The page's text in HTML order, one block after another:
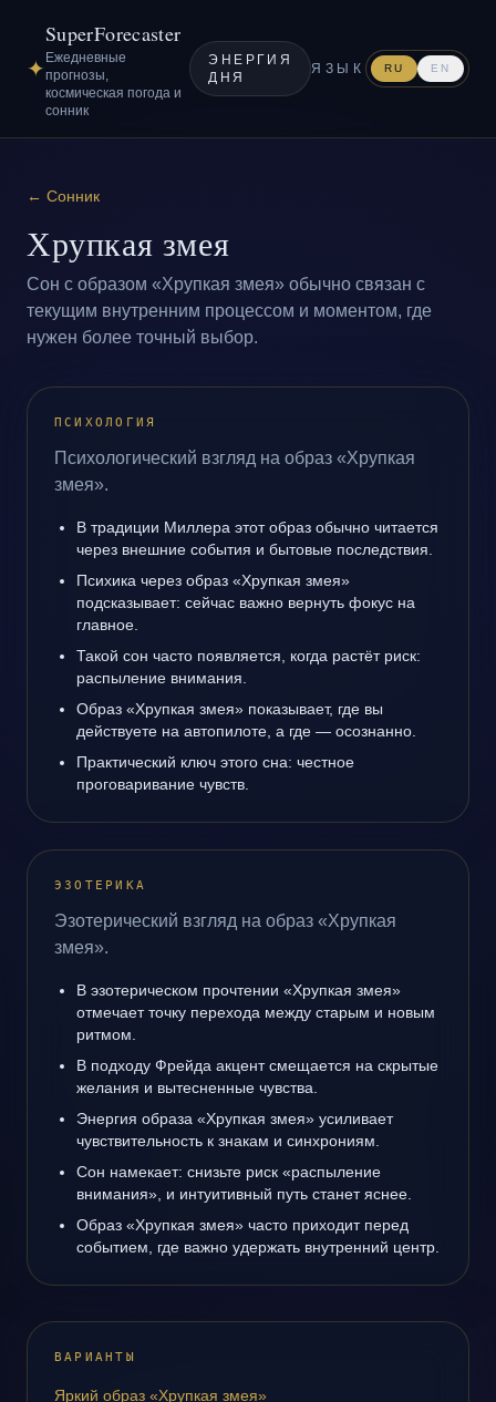
✦
SuperForecaster
Ежедневные
прогнозы,
космическая погода и
сонник
ЭНЕРГИЯ
ДНЯ
ЯЗЫК RU EN
← Сонник
Хрупкая змея
Сон с образом «Хрупкая змея» обычно связан с
текущим внутренним процессом и моментом, где
нужен более точный выбор.
ПСИХОЛОГИЯ
Психологический взгляд на образ «Хрупкая
змея».
В традиции Миллера этот образ обычно читается
через внешние события и бытовые последствия.
Психика через образ «Хрупкая змея»
подсказывает: сейчас важно вернуть фокус на
главное.
Такой сон часто появляется, когда растёт риск:
распыление внимания.
Образ «Хрупкая змея» показывает, где вы
действуете на автопилоте, а где — осознанно.
Практический ключ этого сна: честное
проговаривание чувств.
ЭЗОТЕРИКА
Эзотерический взгляд на образ «Хрупкая
змея».
В эзотерическом прочтении «Хрупкая змея»
отмечает точку перехода между старым и новым
ритмом.
В подходу Фрейда акцент смещается на скрытые
желания и вытесненные чувства.
Энергия образа «Хрупкая змея» усиливает
чувствительность к знакам и синхрониям.
Сон намекает: снизьте риск «распыление
внимания», и интуитивный путь станет яснее.
Образ «Хрупкая змея» часто приходит перед
событием, где важно удержать внутренний центр.
ВАРИАНТЫ
Яркий образ «Хрупкая змея»